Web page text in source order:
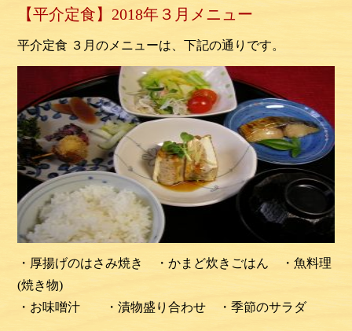
【平介定食】2018年３月メニュー
平介定食 ３月のメニューは、下記の通りです。
・厚揚げのはさみ焼き ・かまど炊きごはん ・魚料理
(焼き物)
・お味噌汁 ・漬物盛り合わせ ・季節のサラダ